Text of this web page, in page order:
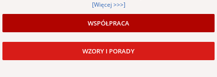
[Więcej >>>]
WSPÓŁPRACA
WZORY I PORADY